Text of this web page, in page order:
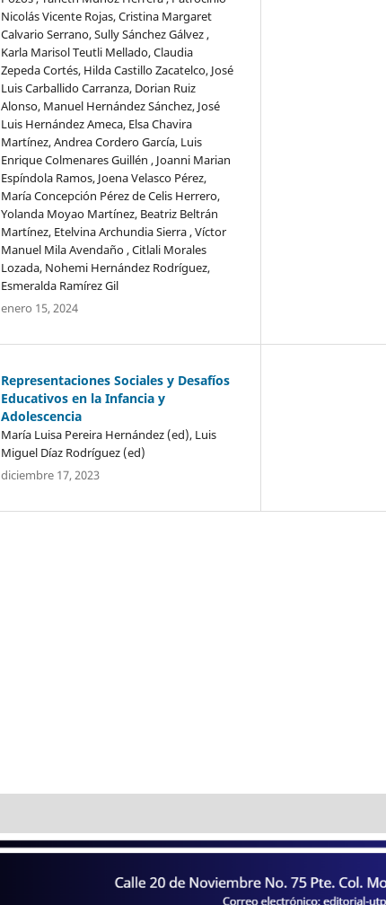
Nicolás Vicente Rojas, Cristina Margaret
Calvario Serrano, Sully Sánchez Gálvez ,
Karla Marisol Teutli Mellado, Claudia
Zepeda Cortés, Hilda Castillo Zacatelco, José
Luis Carballido Carranza, Dorian Ruiz
Alonso, Manuel Hernández Sánchez, José
Luis Hernández Ameca, Elsa Chavira
Martínez, Andrea Cordero García, Luis
Enrique Colmenares Guillén , Joanni Marian
Espíndola Ramos, Joena Velasco Pérez,
María Concepción Pérez de Celis Herrero,
Yolanda Moyao Martínez, Beatriz Beltrán
Martínez, Etelvina Archundia Sierra , Víctor
Manuel Mila Avendaño , Citlali Morales
Lozada, Nohemi Hernández Rodríguez,
Esmeralda Ramírez Gil
enero 15, 2024
Representaciones Sociales y Desafíos
Educativos en la Infancia y
Adolescencia
María Luisa Pereira Hernández (ed), Luis
Miguel Díaz Rodríguez (ed)
diciembre 17, 2023